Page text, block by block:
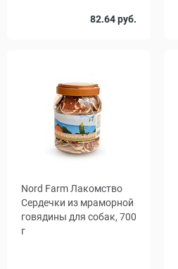
82.64 руб.
Nord Farm Лакомство
Сердечки из мраморной
говядины для собак, 700
г